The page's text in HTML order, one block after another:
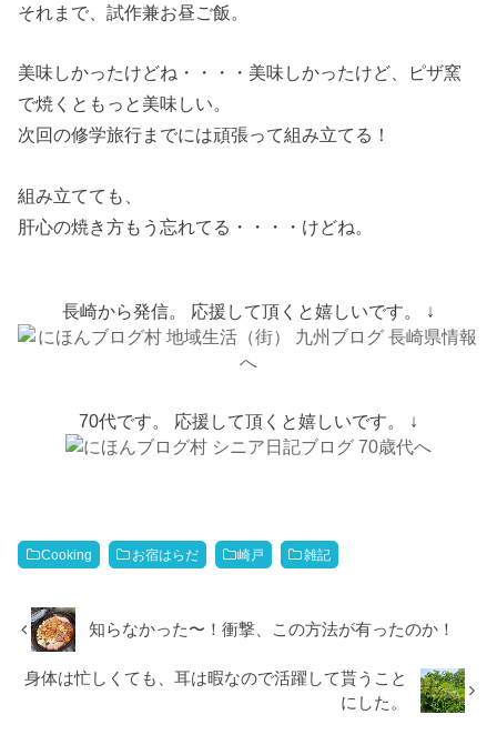
それまで、試作兼お昼ご飯。
美味しかったけどね・・・・美味しかったけど、ピザ窯
で焼くともっと美味しい。
次回の修学旅行までには頑張って組み立てる！
組み立てても、
肝心の焼き方もう忘れてる・・・・けどね。
長崎から発信。 応援して頂くと嬉しいです。 ↓
70代です。 応援して頂くと嬉しいです。 ↓
Cooking お宿はらだ 崎戸 雑記
知らなかった〜！衝撃、この方法が有ったのか！
身体は忙しくても、耳は暇なので活躍して貰うこと
にした。